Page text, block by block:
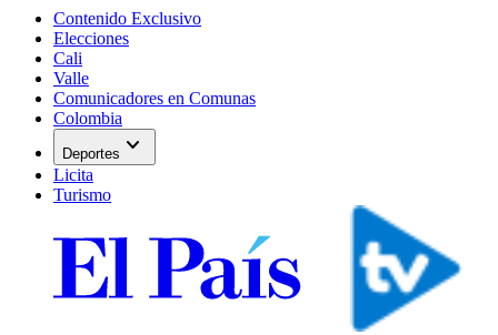
Contenido Exclusivo
Elecciones
Cali
Valle
Comunicadores en Comunas
Colombia
Deportes expand_more
Licita
Turismo